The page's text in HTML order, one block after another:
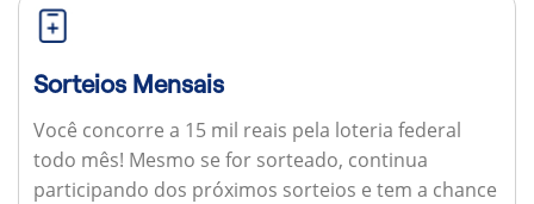
Sorteios Mensais
Você concorre a 15 mil reais pela loteria federal
todo mês! Mesmo se for sorteado, continua
participando dos próximos sorteios e tem a chance